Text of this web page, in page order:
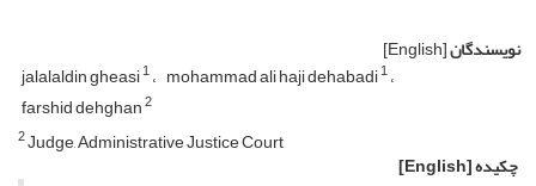
نویسندگان[English]
jalalaldin gheasi1 mohammad ali haji dehabadi1
farshid dehghan2
2Judge, Administrative Justice Court
چکیده[English]